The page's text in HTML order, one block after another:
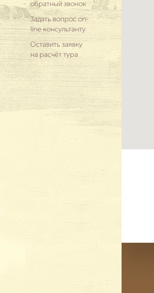
обратный звонок
Задать вопрос on-
line консультанту
Оставить заявку
на расчёт тура